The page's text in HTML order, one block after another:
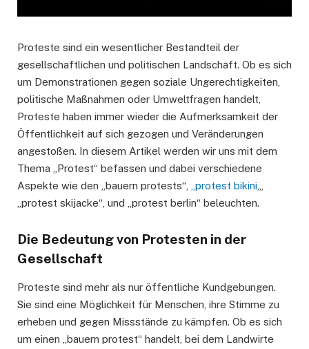
Proteste sind ein wesentlicher Bestandteil der
gesellschaftlichen und politischen Landschaft. Ob es sich
um Demonstrationen gegen soziale Ungerechtigkeiten,
politische Maßnahmen oder Umweltfragen handelt,
Proteste haben immer wieder die Aufmerksamkeit der
Öffentlichkeit auf sich gezogen und Veränderungen
angestoßen. In diesem Artikel werden wir uns mit dem
Thema „Protest“ befassen und dabei verschiedene
Aspekte wie den „bauern protests“, „protest bikini
„protest skijacke“, und „protest berlin“ beleuchten.
Die Bedeutung von Protesten in der
Gesellschaft
Proteste sind mehr als nur öffentliche Kundgebungen.
Sie sind eine Möglichkeit für Menschen, ihre Stimme zu
erheben und gegen Missstände zu kämpfen. Ob es sich
um einen „bauern protest“ handelt, bei dem Landwirte